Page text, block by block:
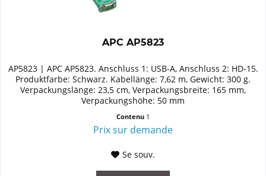
APC AP5823
AP5823 | APC AP5823. Anschluss 1: USB-A, Anschluss 2: HD-15.
Produktfarbe: Schwarz. Kabellänge: 7,62 m, Gewicht: 300 g.
Verpackungslänge: 23,5 cm, Verpackungsbreite: 165 mm,
Verpackungshöhe: 50 mm
Contenu 1
Prix sur demande
Se souv.